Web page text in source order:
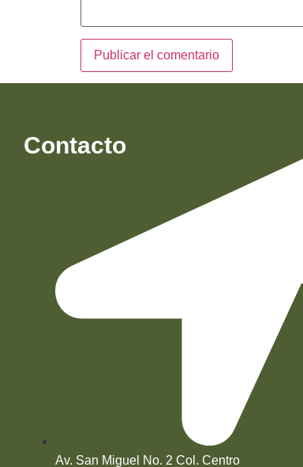
Contacto
Av. San Miguel No. 2 Col. Centro